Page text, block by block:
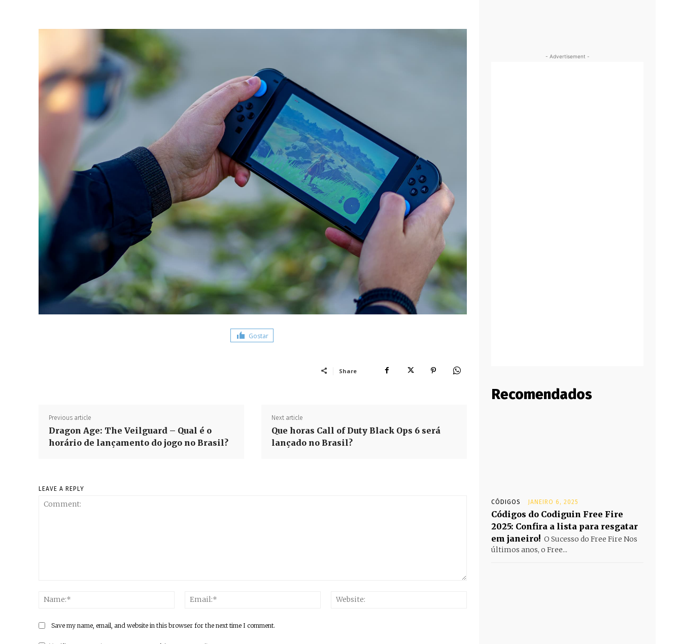
Gostar
Share
Previous article
Dragon Age: The Veilguard – Qual é o
horário de lançamento do jogo no Brasil?
Next article
Que horas Call of Duty Black Ops 6 será
lançado no Brasil?
LEAVE A REPLY
Name:*
Email:*
Save my name, email, and website in this browser for the next time I comment.
- Advertisement -
Recomendados
CÓDIGOS JANEIRO 6, 2025
Códigos do Codiguin Free Fire
2025: Confira a lista para resgatar
em janeiro! O Sucesso do Free Fire Nos
últimos anos, o Free...